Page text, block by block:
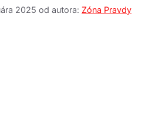
2025 od autora: Zóna Pravdy